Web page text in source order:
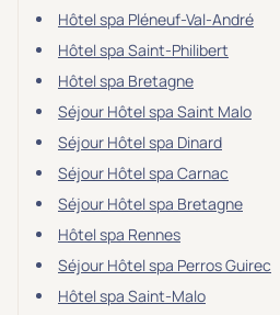
Hôtel spa Pléneuf-Val-André
Hôtel spa Saint-Philibert
Hôtel spa Bretagne
Séjour Hôtel spa Saint Malo
Séjour Hôtel spa Dinard
Séjour Hôtel spa Carnac
Séjour Hôtel spa Bretagne
Hôtel spa Rennes
Séjour Hôtel spa Perros Guirec
Hôtel spa Saint-Malo